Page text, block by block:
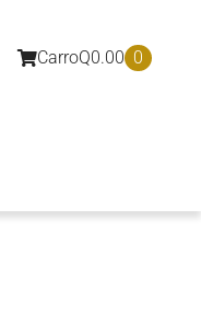
CarroQ0.00 0